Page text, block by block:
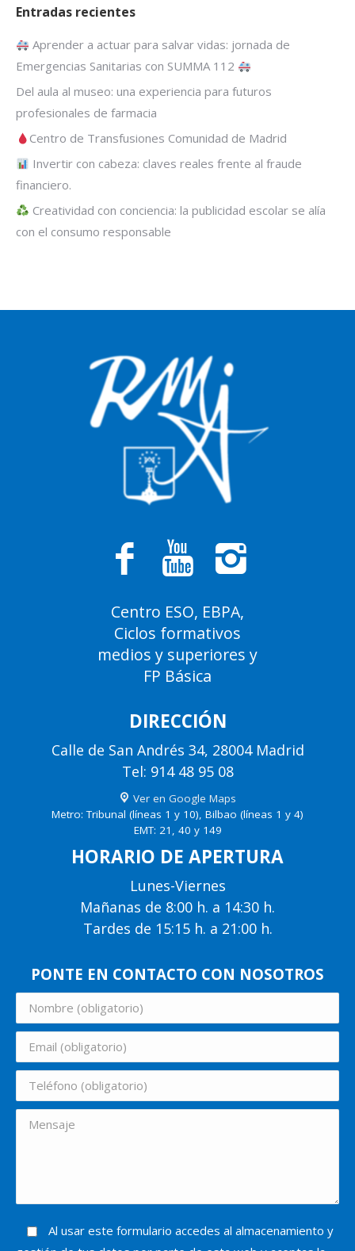
Entradas recientes
Aprender a actuar para salvar vidas: jornada de
Emergencias Sanitarias con SUMMA 112
Del aula al museo: una experiencia para futuros
profesionales de farmacia
Centro de Transfusiones Comunidad de Madrid
Invertir con cabeza: claves reales frente al fraude
financiero.
Creatividad con conciencia: la publicidad escolar se alía
con el consumo responsable
Centro ESO, EBPA,
Ciclos formativos
medios y superiores y
FP Básica
DIRECCIÓN
Calle de San Andrés 34, 28004 Madrid
Tel: 914 48 95 08
Ver en Google Maps
Metro: Tribunal (líneas 1 y 10), Bilbao (líneas 1 y 4)
EMT: 21, 40 y 149
HORARIO DE APERTURA
Lunes-Viernes
Mañanas de 8:00 h. a 14:30 h.
Tardes de 15:15 h. a 21:00 h.
PONTE EN CONTACTO CON NOSOTROS
Al usar este formulario accedes al almacenamiento y